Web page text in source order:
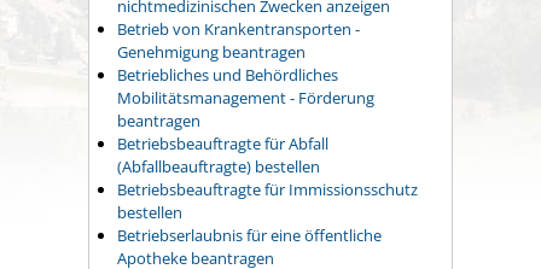
nichtmedizinischen Zwecken anzeigen
Betrieb von Krankentransporten -
Genehmigung beantragen
Betriebliches und Behördliches
Mobilitätsmanagement - Förderung
beantragen
Betriebsbeauftragte für Abfall
(Abfallbeauftragte) bestellen
Betriebsbeauftragte für Immissionsschutz
bestellen
Betriebserlaubnis für eine öffentliche
Apotheke beantragen